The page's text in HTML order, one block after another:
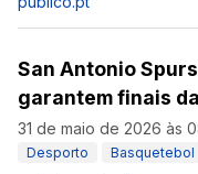
San Antonio
garantem finais
31 de maio de 2026 às
Desporto Basquetebol